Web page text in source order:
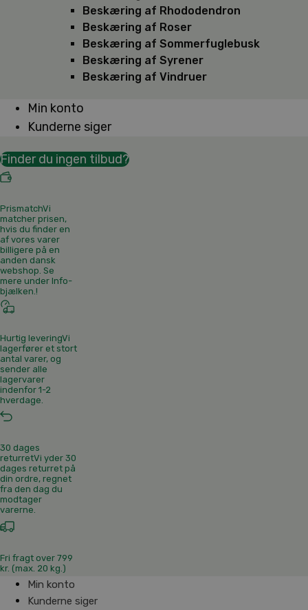
Beskæring af Rhododendron
Beskæring af Roser
Beskæring af Sommerfuglebusk
Beskæring af Syrener
Beskæring af Vindruer
Min konto
Kunderne siger
Finder du ingen tilbud?
PrismatchVi
matcher prisen,
hvis du finder en
af vores varer
billigere på en
anden dansk
webshop. Se
mere under Info-
bjælken.!
Hurtig leveringVi
lagerfører et stort
antal varer, og
sender alle
lagervarer
indenfor 1-2
hverdage.
30 dages
returretVi yder 30
dages returret på
din ordre, regnet
fra den dag du
modtager
varerne.
Fri fragt over 799
kr. (max. 20 kg.)
Min konto
Kunderne siger